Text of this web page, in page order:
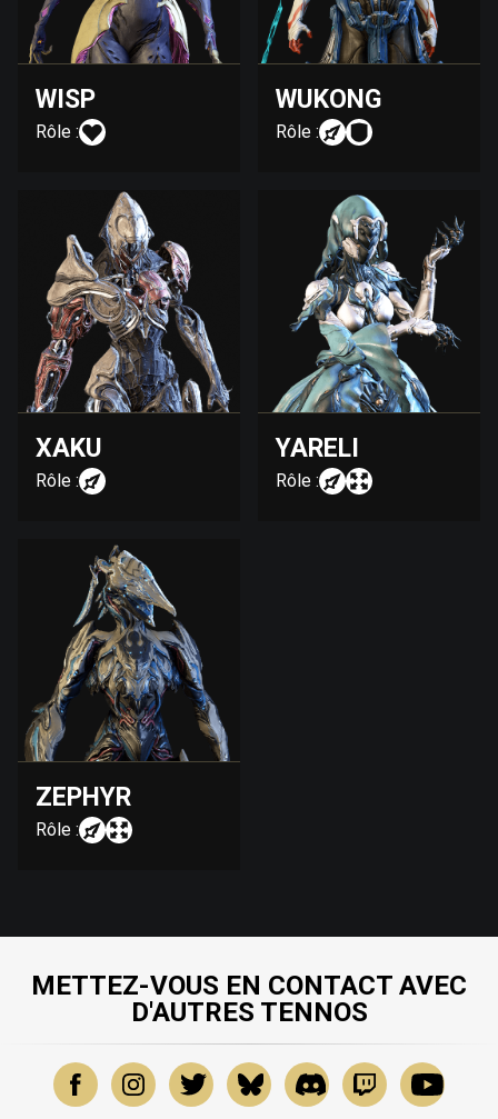
WISP
Rôle :
WUKONG
Rôle :
XAKU
Rôle :
YARELI
Rôle :
ZEPHYR
Rôle :
METTEZ-VOUS EN CONTACT AVEC
D'AUTRES TENNOS